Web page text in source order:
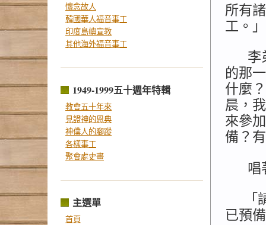
懷念故人
韓國華人福音事工
印度島嶼宣教
其他海外福音事工
1949-1999五十週年特輯
教會五十年來
見證神的恩典
神僕人的腳蹤
各樣事工
聚會處史畫
主選單
首頁
所有
工。」
李
的那
什麼
晨，
來參
備？
唱
已預